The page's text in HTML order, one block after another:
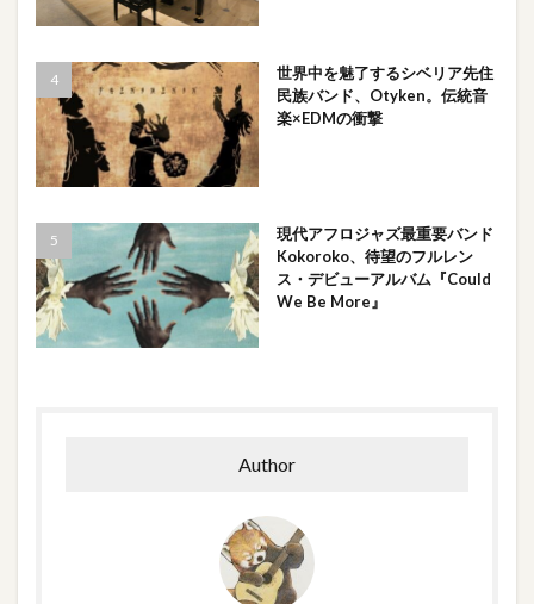
世界中を魅了するシベリア先住
民族バンド、Otyken。伝統音
楽×EDMの衝撃
現代アフロジャズ最重要バンド
Kokoroko、待望のフルレン
ス・デビューアルバム『Could
We Be More』
Author